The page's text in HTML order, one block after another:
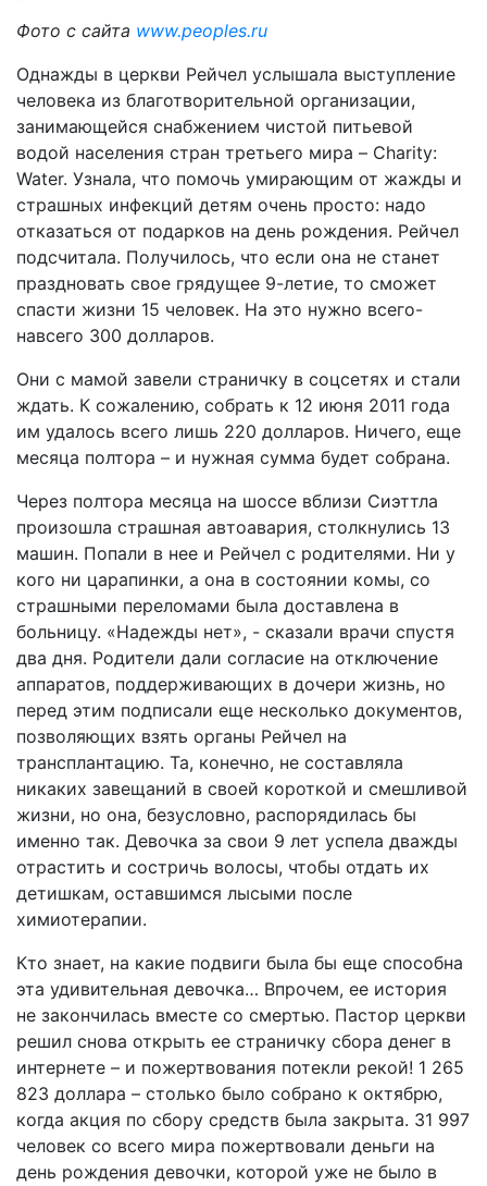
Фото с сайта www.peoples.ru
Однажды в церкви Рейчел услышала выступление
человека из благотворительной организации,
занимающейся снабжением чистой питьевой
водой населения стран третьего мира – Charity:
Water. Узнала, что помочь умирающим от жажды и
страшных инфекций детям очень просто: надо
отказаться от подарков на день рождения. Рейчел
подсчитала. Получилось, что если она не станет
праздновать свое грядущее 9-летие, то сможет
спасти жизни 15 человек. На это нужно всего-
навсего 300 долларов.
Они с мамой завели страничку в соцсетях и стали
ждать. К сожалению, собрать к 12 июня 2011 года
им удалось всего лишь 220 долларов. Ничего, еще
месяца полтора – и нужная сумма будет собрана.
Через полтора месяца на шоссе вблизи Сиэттла
произошла страшная автоавария, столкнулись 13
машин. Попали в нее и Рейчел с родителями. Ни у
кого ни царапинки, а она в состоянии комы, со
страшными переломами была доставлена в
больницу. «Надежды нет», - сказали врачи спустя
два дня. Родители дали согласие на отключение
аппаратов, поддерживающих в дочери жизнь, но
перед этим подписали еще несколько документов,
позволяющих взять органы Рейчел на
трансплантацию. Та, конечно, не составляла
никаких завещаний в своей короткой и смешливой
жизни, но она, безусловно, распорядилась бы
именно так. Девочка за свои 9 лет успела дважды
отрастить и состричь волосы, чтобы отдать их
детишкам, оставшимся лысыми после
химиотерапии.
Кто знает, на какие подвиги была бы еще способна
эта удивительная девочка… Впрочем, ее история
не закончилась вместе со смертью. Пастор церкви
решил снова открыть ее страничку сбора денег в
интернете – и пожертвования потекли рекой! 1 265
823 доллара – столько было собрано к октябрю,
когда акция по сбору средств была закрыта. 31 997
человек со всего мира пожертвовали деньги на
день рождения девочки, которой уже не было в